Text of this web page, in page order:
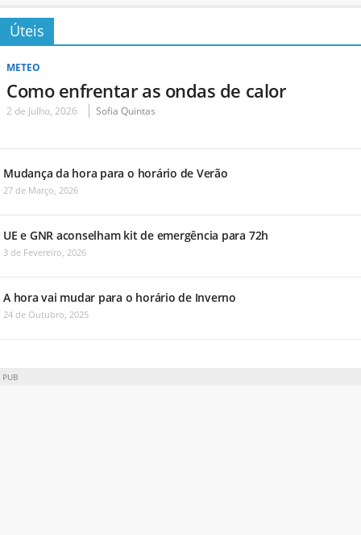
Úteis
METEO
Como enfrentar as ondas de calor
2 de Julho, 2026 Sofia Quintas
Mudança da hora para o horário de Verão
27 de Março, 2026
UE e GNR aconselham kit de emergência para 72h
3 de Fevereiro, 2026
A hora vai mudar para o horário de Inverno
24 de Outubro, 2025
PUB